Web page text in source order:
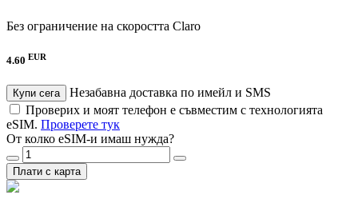
Без ограничение на скоростта Claro
4.60 EUR
Купи сега
Незабавна доставка по имейл и SMS
Проверих и моят телефон е съвместим с технологията
eSIM. Проверете тук
От колко eSIM-и имаш нужда?
Плати с карта